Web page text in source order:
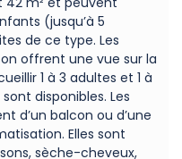
(jusqu’à 5
de ce type. Les
offrent une vue sur la
1 à 3 adultes et 1 à
disponibles. Les
d’un balcon ou d’une
Elles sont
sèche-cheveux,